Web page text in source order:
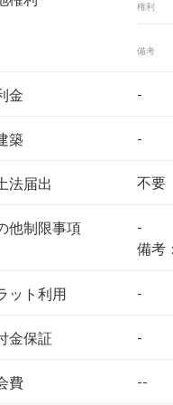
権利
備考
金 -
築 -
法届出 不要
他制限事項
-
備考
ット利用 -
金保証 -
費 --